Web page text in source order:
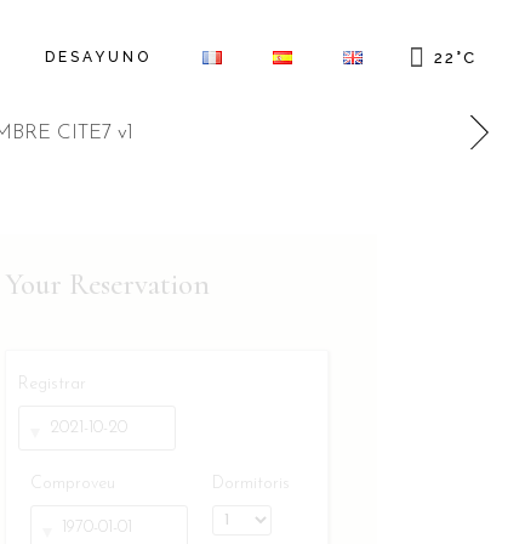
DESAYUNO 22 °C
Your Reservation
Registrar
Comproveu Dormitoris